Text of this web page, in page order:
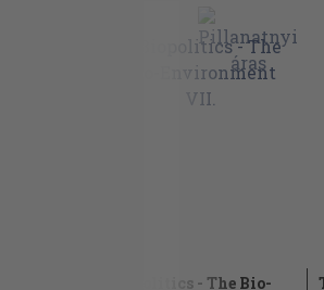
Biopolitics - The Bio-